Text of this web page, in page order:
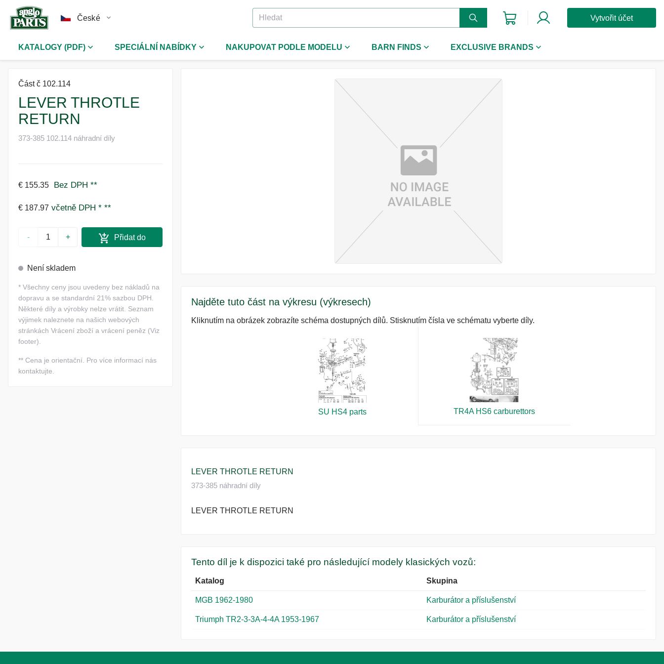
České Vytvořit účet
KATALOGY (PDF) SPECIÁLNÍ NABÍDKY NAKUPOVAT PODLE MODELU BARN FINDS EXCLUSIVE BRANDS
Část č 102.114
LEVER THROTLE
RETURN
373-385 102.114 náhradní díly
€ 155.35 Bez DPH **
€ 187.97 včetně DPH * **
- +
Přidat do
Není skladem
* Všechny ceny jsou uvedeny bez nákladů na
dopravu a se standardní 21% sazbou DPH.
Některé díly a výrobky nelze vrátit. Seznam
výjimek naleznete na našich webových
stránkách Vrácení zboží a vrácení peněz (Viz
footer).
** Cena je orientační. Pro více informací nás
kontaktujte.
Najděte tuto část na výkresu (výkresech)
Kliknutím na obrázek zobrazíte schéma dostupných dílů. Stisknutím čísla ve schématu vyberte díly.
SU HS4 parts TR4A HS6 carburettors
LEVER THROTLE RETURN
373-385 náhradní díly
LEVER THROTLE RETURN
Tento díl je k dispozici také pro následující modely klasických vozů:
Katalog Skupina
MGB 1962-1980 Karburátor a příslušenství
Triumph TR2-3-3A-4-4A 1953-1967 Karburátor a příslušenství